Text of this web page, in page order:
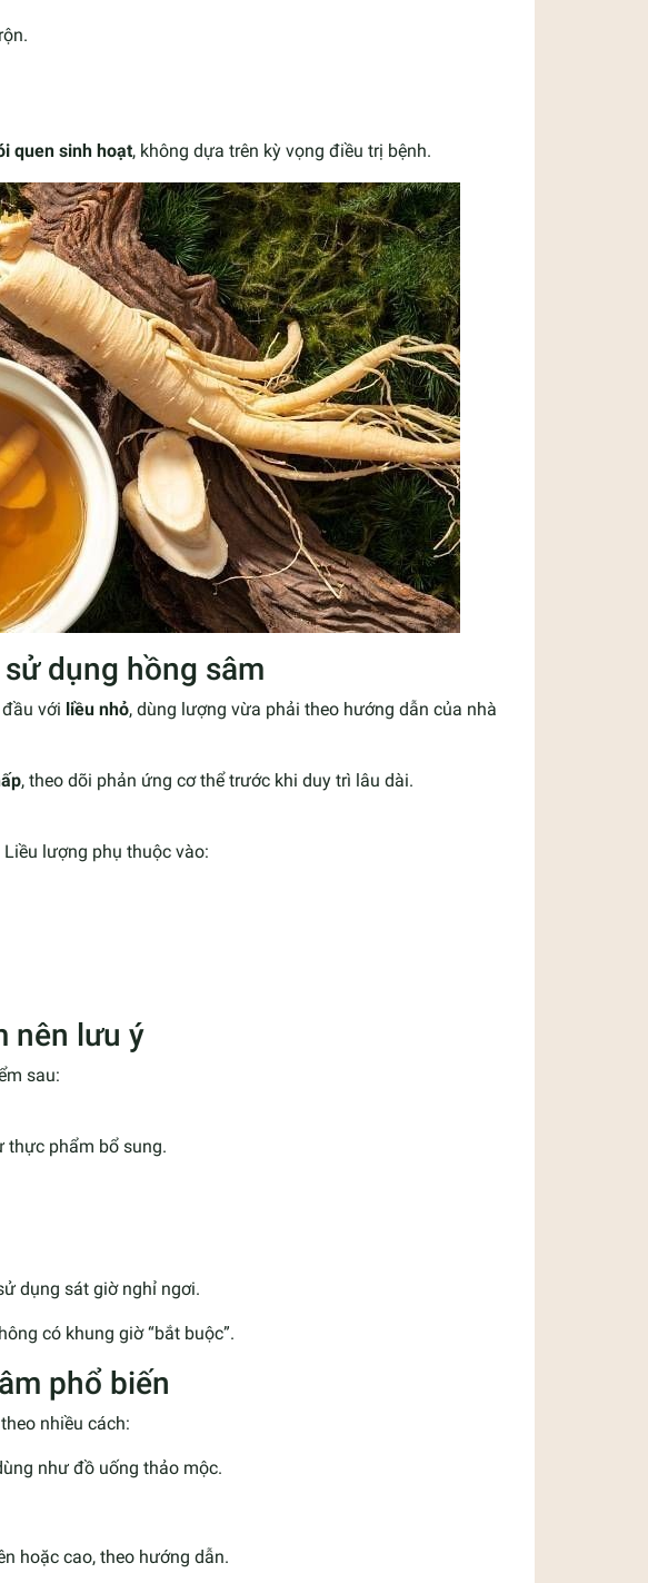
quen sinh hoạt, không dựa trên kỳ vọng điều trị bệnh.
dụng hồng sâm
với liều nhỏ, dùng lượng vừa phải theo hướng dẫn của nhà
, theo dõi phản ứng cơ thể trước khi duy trì lâu dài.
lượng phụ thuộc vào:
nên lưu ý
sau:
thực phẩm bổ sung.
dụng sát giờ nghỉ ngơi.
có khung giờ “bắt buộc”.
phổ biến
nhiều cách:
như đồ uống thảo mộc.
hoặc cao, theo hướng dẫn.